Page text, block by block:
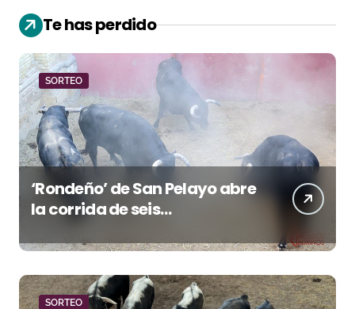
Te has perdido
SORTEO
‘Rondeño’ de San Pelayo abre
la corrida de seis
Santa María esta noche
SORTEO